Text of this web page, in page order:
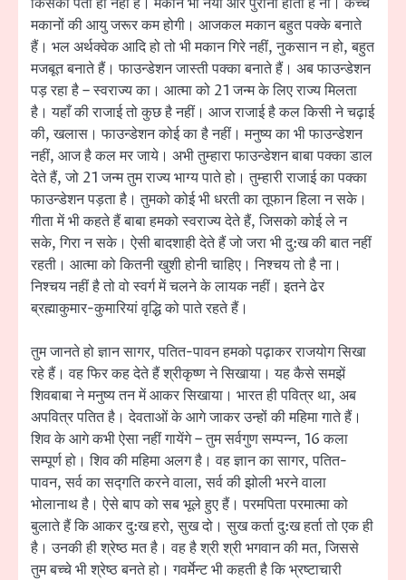
मकानों की आयु जरूर कम होगी। आजकल मकान बहुत पक्के बनाते
हैं। भल अर्थक्वेक आदि हो तो भी मकान गिरे नहीं, नुकसान न हो, बहुत
मजबूत बनाते हैं। फाउन्डेशन जास्ती पक्का बनाते हैं। अब फाउन्डेशन
पड़ रहा है – स्वराज्य का। आत्मा को 21 जन्म के लिए राज्य मिलता
है। यहाँ की राजाई तो कुछ है नहीं। आज राजाई है कल किसी ने चढ़ाई
की, खलास। फाउन्डेशन कोई का है नहीं। मनुष्य का भी फाउन्डेशन
नहीं, आज है कल मर जाये। अभी तुम्हारा फाउन्डेशन बाबा पक्का डाल
देते हैं, जो 21 जन्म तुम राज्य भाग्य पाते हो। तुम्हारी राजाई का पक्का
फाउन्डेशन पड़ता है। तुमको कोई भी धरती का तूफान हिला न सके।
गीता में भी कहते हैं बाबा हमको स्वराज्य देते हैं, जिसको कोई ले न
सके, गिरा न सके। ऐसी बादशाही देते हैं जो जरा भी दु:ख की बात नहीं
रहती। आत्मा को कितनी खुशी होनी चाहिए। निश्चय तो है ना।
निश्चय नहीं है तो वो स्वर्ग में चलने के लायक नहीं। इतने ढेर
ब्रह्माकुमार-कुमारियां वृद्धि को पाते रहते हैं।
तुम जानते हो ज्ञान सागर, पतित-पावन हमको पढ़ाकर राजयोग सिखा
रहे हैं। वह फिर कह देते हैं श्रीकृष्ण ने सिखाया। यह कैसे समझें
शिवबाबा ने मनुष्य तन में आकर सिखाया। भारत ही पवित्र था, अब
अपवित्र पतित है। देवताओं के आगे जाकर उन्हों की महिमा गाते हैं।
शिव के आगे कभी ऐसा नहीं गायेंगे – तुम सर्वगुण सम्पन्न, 16 कला
सम्पूर्ण हो। शिव की महिमा अलग है। वह ज्ञान का सागर, पतित-
पावन, सर्व का सद्गति करने वाला, सर्व की झोली भरने वाला
भोलानाथ है। ऐसे बाप को सब भूले हुए हैं। परमपिता परमात्मा को
बुलाते हैं कि आकर दु:ख हरो, सुख दो। सुख कर्ता दु:ख हर्ता तो एक ही
है। उनकी ही श्रेष्ठ मत है। वह है श्री श्री भगवान की मत, जिससे
तुम बच्चे भी श्रेष्ठ बनते हो। गवर्मेन्ट भी कहती है कि भ्रष्टाचारी